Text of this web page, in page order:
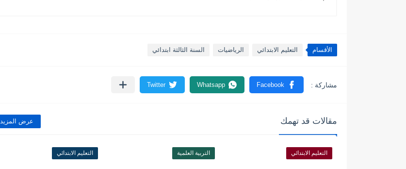
الأقسام التعليم الابتدائي الرياضيات السنة الثالثة ابتدائي
مقالات قد تهمك عرض المزيد
التعليم الابتدائي التربية العلمية التعليم الابتدائي